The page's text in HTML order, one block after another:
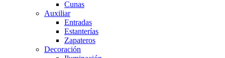
Cunas
Auxiliar
Entradas
Estanterías
Zapateros
Decoración